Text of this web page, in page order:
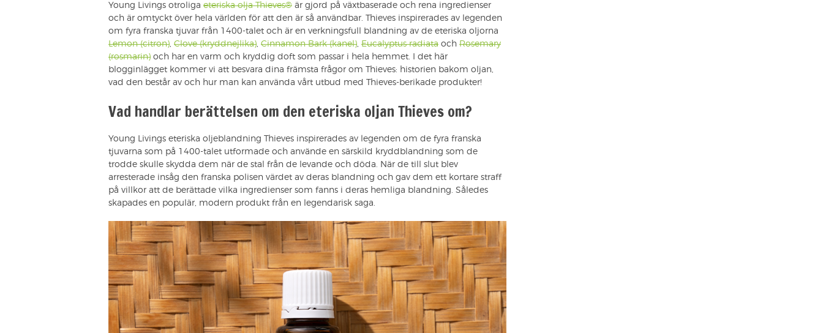
Young Livings otroliga eteriska olja Thieves® är gjord på växtbaserade och rena ingredienser
och är omtyckt över hela världen för att den är så användbar. Thieves inspirerades av legenden
om fyra franska tjuvar från 1400-talet och är en verkningsfull blandning av de eteriska oljorna
Lemon (citron) Clove (kryddnejlika) Cinnamon Bark (kanel) Eucalyptus radiata och Rosemary
(rosmarin) och har en varm och kryddig doft som passar i hela hemmet. I det här
blogginlägget kommer vi att besvara dina främsta frågor om Thieves: historien bakom oljan,
vad den består av och hur man kan använda vårt utbud med Thieves-berikade produkter!
Vad handlar berättelsen om den eteriska oljan Thieves om?
Young Livings eteriska oljeblandning Thieves inspirerades av legenden om de fyra franska
tjuvarna som på 1400-talet utformade och använde en särskild kryddblandning som de
trodde skulle skydda dem när de stal från de levande och döda. När de till slut blev
arresterade insåg den franska polisen värdet av deras blandning och gav dem ett kortare straff
på villkor att de berättade vilka ingredienser som fanns i deras hemliga blandning. Således
skapades en populär, modern produkt från en legendarisk saga.